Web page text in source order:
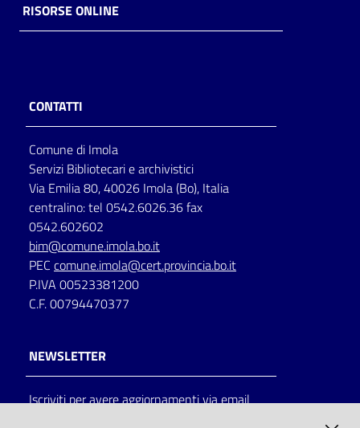
RISORSE ONLINE
CONTATTI
Comune di Imola
Servizi Bibliotecari e archivistici
Via Emilia 80, 40026 Imola (Bo), Italia
centralino: tel 0542.6026.36 fax
0542.602602
bim@comune.imola.bo.it
PEC comune.imola@cert.provincia.bo.it
P.IVA 00523381200
C.F. 00794470377
NEWSLETTER
Iscriviti per avere aggiornamenti via email